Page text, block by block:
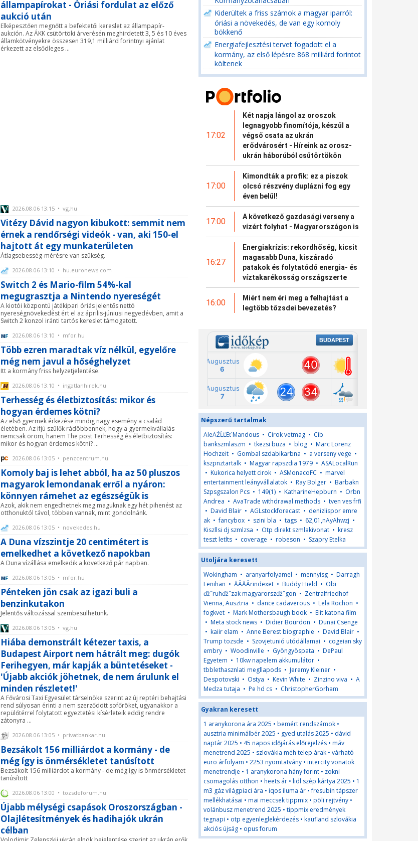
állampapírokat - Óriási fordulat az előző
aukció után
Elképesztően megnőtt a befektetői kereslet az állampapír-
aukción. Az ÁKK csütörtöki árverésén meghirdetett 3, 5 és 10 éves
államkötvényekre összesen 319,1 milliárd forintnyi ajánlat
érkezett az elsődleges ...
2026.08.06 13:15 • vg.hu
Vitézy Dávid nagyon kibukott: semmit nem
érnek a rendőrségi videók - van, aki 150-el
hajtott át egy munkaterületen
Átlagsebesség-mérésre van szükség.
2026.08.06 13:10 • hu.euronews.com
Switch 2 és Mario-film 54%-kal
megugrasztja a Nintendo nyereségét
A kiotói központú játékipari óriás jelentős nettó
nyereségnövekedést ért el az április-júniusi negyedévben, amit a
Switch 2 konzol iránti tartós kereslet támogatott.
2026.08.06 13:10 • mfor.hu
Több ezren maradtak víz nélkül, egyelőre
még nem javul a hőséghelyzet
Itt a kormány friss helyzetjelentése.
2026.08.06 13:10 • ingatlanhirek.hu
Terhesség és életbiztosítás: mikor és
hogyan érdemes kötni?
Az első gyermek érkezése mindig nagy esemény a család
életében. Az ifjú szülők rádöbbennek, hogy a gyermekvállalás
nemcsak öröm, hanem The post Terhesség és életbiztosítás:
mikor és hogyan érdemes kötni? ...
2026.08.06 13:05 • penzcentrum.hu
Komoly baj is lehet abból, ha az 50 pluszos
magyarok lemondanak erről a nyáron:
könnyen rámehet az egészségük is
Azok, akik nem engedhetnek meg maguknak egy hét pihenést az
otthonuktól távol, többen vannak, mint gondolnánk.
2026.08.06 13:05 • novekedes.hu
A Duna vízszintje 20 centimétert is
emelkedhet a következő napokban
A Duna vízállása emelkedik a következő pár napban.
2026.08.06 13:05 • mfor.hu
Pénteken jön csak az igazi buli a
benzinkutakon
Jelentős változással szembesülhetünk.
2026.08.06 13:05 • vg.hu
Hiába demonstrált kétezer taxis, a
Budapest Airport nem hátrált meg: dugók
Ferihegyen, már kapják a büntetéseket -
'Újabb akciók jöhetnek, de nem árulunk el
minden részletet!'
A Fővárosi Taxi Egyesület társelnöke szerint az új reptéri behajtási
rend súlyosan érinti a nem szerződött sofőröket, ugyanakkor a
repülőtérrel folytatott egyeztetési kísérleteik eddig rendre
zátonyra ...
2026.08.06 13:05 • privatbankar.hu
Bezsákolt 156 milliárdot a kormány - de
még így is önmérsékletet tanúsított
Bezsákolt 156 milliárdot a kormány - de még így is önmérsékletet
tanúsított
2026.08.06 13:00 • tozsdeforum.hu
Újabb mélységi csapások Oroszországban -
Olajlétesítmények és hadihajók ukrán
célban
Kiderültek a friss számok a magyar iparról:
óriási a növekedés, de van egy komoly
bökkenő
Energiafejlesztési tervet fogadott el a
kormány, az első lépésre 868 milliárd forintot
költenek
17:02
Két napja lángol az oroszok
legnagyobb finomítója, készül a
végső csata az ukrán
erődvárosért - Híreink az orosz-
ukrán háborúból csütörtökön
17:00
Kimondták a profik: ez a piszok
olcsó részvény duplázni fog egy
éven belül!
17:00
A következő gazdasági verseny a
vízért folyhat - Magyarországon is
16:27
Energiakrízis: rekordhőség, kicsit
magasabb Duna, kiszáradó
patakok és folytatódó energia- és
víztakarékosság országszerte
16:00
Miért nem éri meg a felhajtást a
legtöbb tőzsdei bevezetés?
Népszerű tartalmak
AleÄŹĹĽËť Mandous • Cirok vetmag • Cib
bankszmlaszm • tkezsi buza • blog • Marc Lorenz
Hochzeit • Gombal szdabikarbna • a verseny vege •
kszpnztartalk • Magyar rapszdia 1979 • ASALocalRun
• Kukorica helyett cirok • ASMonacoFC • marvel
entertainment leányvállalatok • Ray Bolger • Barbakn
Szpsgszalon Pcs • 149(1) • KatharineHepburn • Orbn
Andrea • AvaTrade withdrawal methods • tven ves frfi
• David Blair • AGLstockforecast • denizlispor emre
ak •fancybox • szini bla • tags • 62,01,nAyAhwzj •
Kiszllsi dj szmlzsa • Otp direkt szmlakivonat • kresz
teszt letlts • coverage • robeson • Szapry Etelka
Utoljára keresett
Wokingham • aranyarfolyamel • mennyisg • Darragh
Lenihan • ĂÂĂÂrindexet • Buddy Hield • Obi
ďż˝ruhďż˝zak magyarorszďż˝gon • Zentralfriedhof
Vienna, Ausztria • dance cadaverous • Lela Rochon •
fogkvet • Mark Mothersbaugh book • Elit katona film
• Meta stock news • Didier Bourdon • Dunai Csenge
• kaiir elam • Anne Berest biographie • David Blair •
Trump tozsde • Szovjetunió utódállamai • cogeian sky
embry • Woodinville • Gyöngyöspata • DePaul
Egyetem • 10kw napelem akkumulátor •
tbblethasznlati megllapods • Jeremy Kleiner •
Despotovski • Ostya • Kevin White • Zinzino viva • A
Medza tutaja • Pe hd cs • ChristopherGorham
Gyakran keresett
1 aranykorona ára 2025 • bemért rendszámok •
ausztria minimálbér 2025 • gyed utalás 2025 • dávid
naptár 2025 • 45 napos időjárás előrejelzés • máv
menetrend 2025 • szlovákia méh telep árak • várható
euro árfolyam • 2253 nyomtatvány • intercity vonatok
menetrendje • 1 aranykorona hány forint • zokni
csomagolás otthon • heets ár • lidl szép kártya 2025 • 1
m3 gáz világpiaci ára • iqos iluma ár •fresubin tápszer
mellékhatásai • mai meccsek tippmix • pöli rejtvény •
volánbusz menetrend 2025 • tippmix eredmények
tegnapi • otp egyenleglekérdezés • kaufland szlovákia
akciós újság • opus forum